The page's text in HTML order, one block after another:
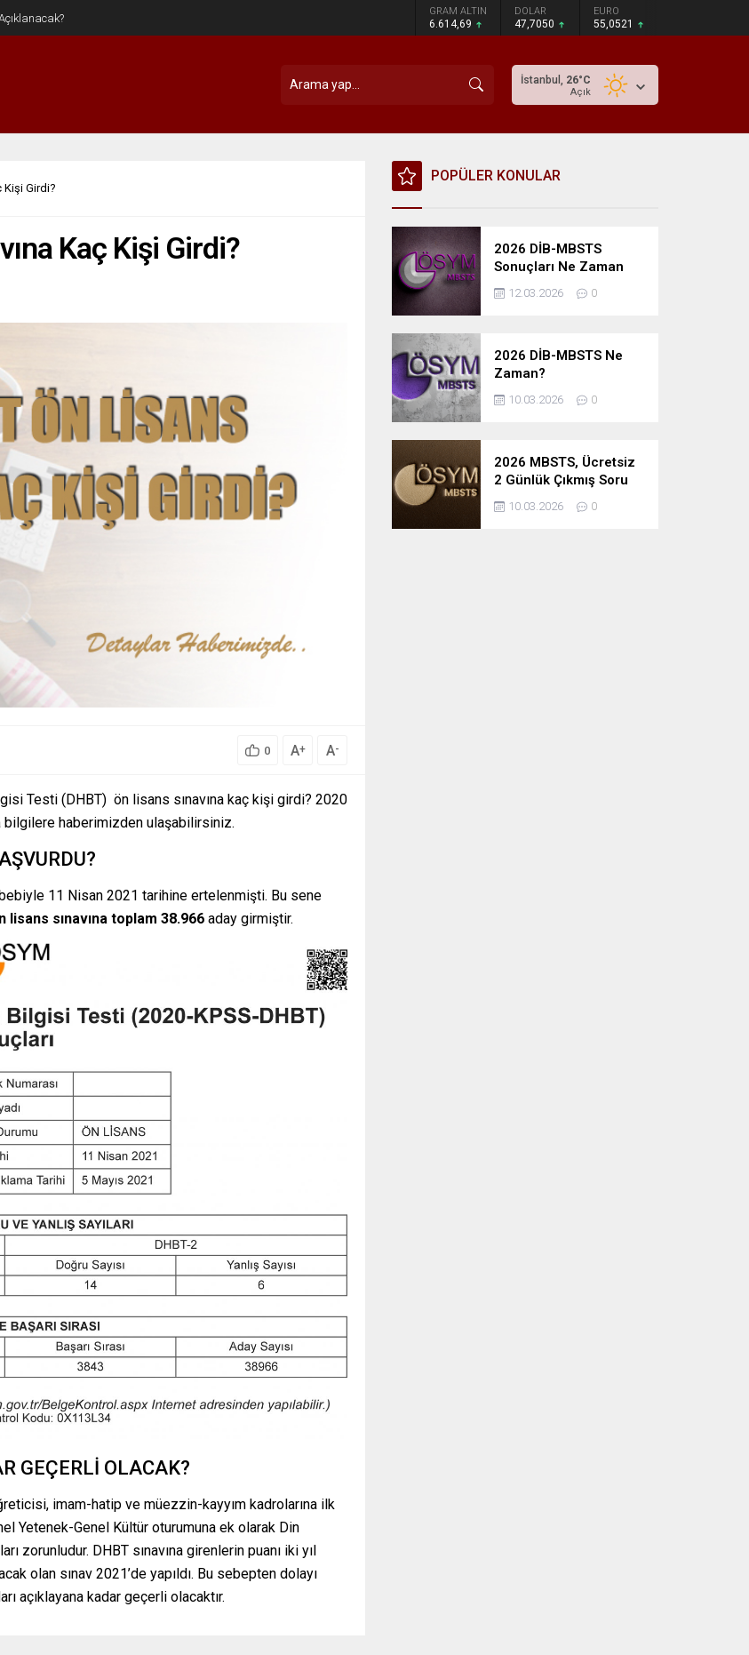
GRAM ALTIN
6.614,69
DOLAR
47,7050
EURO
55,0521
İstanbul, 26°C
Açık
Kişi Girdi?
Kaç Kişi Girdi?
0 A+ A-
Testi (DHBT) ön lisans sınavına kaç kişi girdi? 2020
bilgilere haberimizden ulaşabilirsiniz.
11 Nisan 2021 tarihine ertelenmişti. Bu sene
lisans sınavına toplam 38.966 aday girmiştir.
GEÇERLİ OLACAK?
imam-hatip ve müezzin-kayyım kadrolarına ilk
Yetenek-Genel Kültür oturumuna ek olarak Din
zorunludur. DHBT sınavına girenlerin puanı iki yıl
olan sınav 2021’de yapıldı. Bu sebepten dolayı
açıklayana kadar geçerli olacaktır.
POPÜLER KONULAR
2026 DİB-MBSTS
Sonuçları Ne Zaman
Açıklanacak?
12.03.2026 0
2026 DİB-MBSTS Ne
Zaman?
10.03.2026 0
2026 MBSTS, Ücretsiz
2 Günlük Çıkmış Soru
Çözüm Kampı
10.03.2026 0